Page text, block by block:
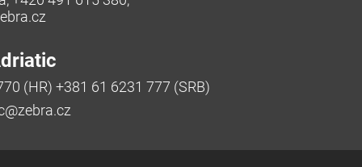
(HR) +381 61 6231 777 (SRB)